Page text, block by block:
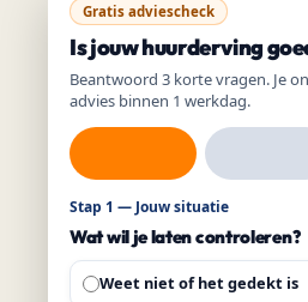
Gratis adviescheck
Is jouw huurderving
Beantwoord 3 korte vragen. Je
advies binnen 1 werkdag.
Stap 1 — Jouw situatie
Wat wil je laten controleren?
Weet niet of het gedekt is